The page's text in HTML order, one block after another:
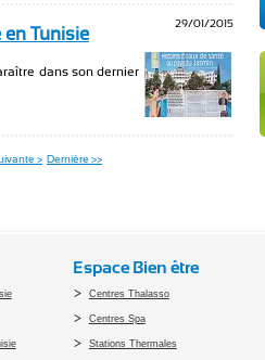
29/01/2015
Tunisie
dans son dernier
> Dernière >>
Espace Bien être
Centres Thalasso
Centres Spa
Stations Thermales